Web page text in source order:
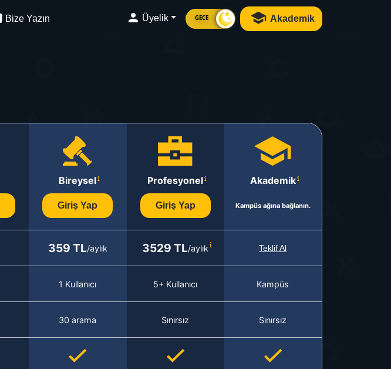
Bize Yazın Üyelik GECE Akademik
Bireysel
Giriş Yap
Profesyonel
Giriş Yap
Akademik
Kampüs ağına bağlanın.
359 TL/aylık 3529 TL/aylık Teklif Al
1 Kullanıcı 5+ Kullanıcı Kampüs
30 arama Sınırsız Sınırsız